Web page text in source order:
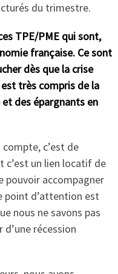
du trimestre.
TPE/PME qui sont,
française. Ce sont
dès que la crise
est très compris de la
et des épargnants en
c’est de
un lien locatif de
pouvoir accompagner
point d’attention est
nous ne savons pas
récession